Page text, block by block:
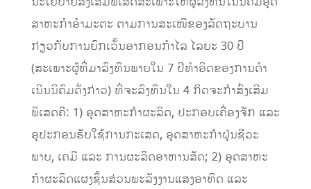
ສາຫະກໍາອຳມະຕະ ຕາມການສະເໜີຂອງລັດຖະບານ
ກ່ຽວກັບການຍົກເວັ້ນອາກອນກໍາໄລ ໄລຍະ 30 ປີ
(ສະເພາະຜູ້ທີ່ມາລົງທຶນພາຍໃນ 7 ປີທໍາອິດຂອງການດໍາ
ເນີນນິຄົມດັ່ງກ່າວ) ທີ່ຈະລົງທຶນໃນ 4 ກິດຈະກໍາສົ່ງເສີມ
ພິເສດຄື: 1) ອຸດສາຫະກໍາຜະລິດ, ປະກອບເຄື່ອງຈັກ ແລະ
ອຸປະກອນຮັບໃຊ້ການກະເສດ, ອຸດສາຫະກໍາຝຸ່ນຊີວະ
ພາບ, ເຄມີ ແລະ ການຜະລິດອາຫານສັດ; 2) ອຸດສາຫະ
ກໍາຜະລິດແຜງຊິ້ນສ່ວນພະລັງງານແສງອາທິດ ແລະ